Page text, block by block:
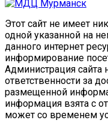
Этот сайт не имеет
одной указанной на
данного интернет
информирование
Администрация сайта
ответственности за
размещенной
информация взята с
может со временем